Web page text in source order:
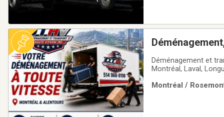
Déménagement et
Montréal, Laval,
le travail
Montréal /